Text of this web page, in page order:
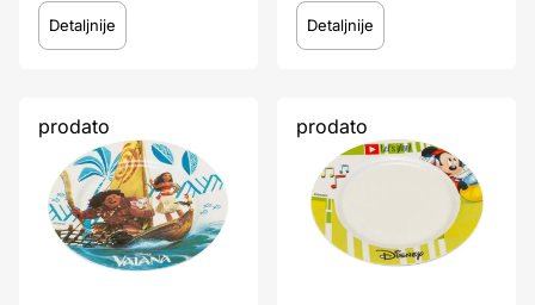
Detaljnije Detaljnije
prodato prodato